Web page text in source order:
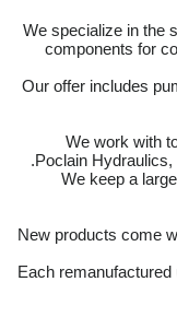
We specialize in the
components for
Our offer includes
We work with
Poclain
We keep a
New products come
Each